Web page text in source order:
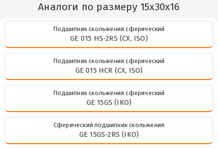
Аналоги по размеру 15x30x16
Подшипник скольжения сферический
GE 015 HS-2RS (CX, ISO)
Подшипник скольжения сферический
GE 015 HCR (CX, ISO)
Подшипник скольжения сферический
GE 15GS (IKO)
Сферический подшипник скольжения
GE 15GS-2RS (IKO)